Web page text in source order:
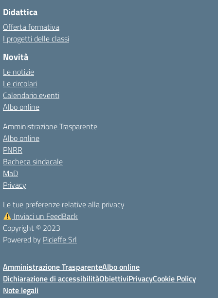
Didattica
Offerta formativa
I progetti delle classi
Novità
Le notizie
Le circolari
Calendario eventi
Albo online
Amministrazione Trasparente
Albo online
PNRR
Bacheca sindacale
MaD
Privacy
Le tue preferenze relative alla privacy
Inviaci un FeedBack
Copyright © 2023
Powered by Picieffe Srl
Amministrazione TrasparenteAlbo online
Dichiarazione di accessibilitàObiettiviPrivacyCookie Policy
Note legali